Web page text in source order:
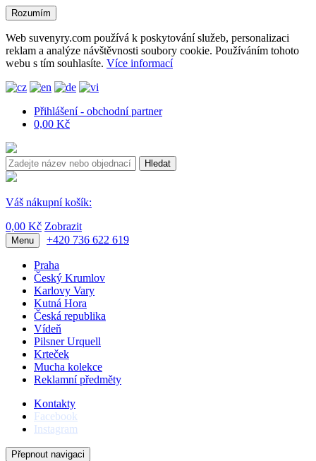
Rozumím
Web suvenyry.com používá k poskytování služeb, personalizaci
reklam a analýze návštěvnosti soubory cookie. Používáním tohoto
webu s tím souhlasíte. Více informací
Přihlášení - obchodní partner
0,00 Kč
Hledat
Váš nákupní košík:
0,00 Kč Zobrazit
Menu +420 736 622 619
Praha
Český Krumlov
Karlovy Vary
Kutná Hora
Česká republika
Vídeň
Pilsner Urquell
Krteček
Mucha kolekce
Reklamní předměty
Kontakty
Facebook
Instagram
Přepnout navigaci